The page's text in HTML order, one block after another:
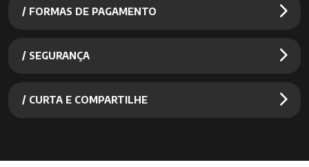
/ FORMAS DE PAGAMENTO
/ SEGURANÇA
/ CURTA E COMPARTILHE